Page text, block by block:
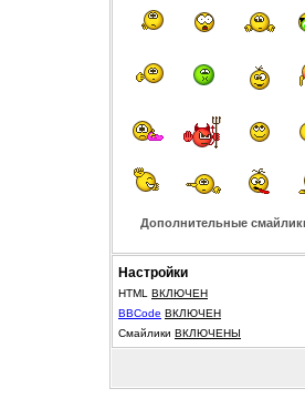
Дополнительные
Настройки
HTML ВКЛЮЧЕН
BBCode ВКЛЮЧЕН
Смайлики ВКЛЮЧЕНЫ